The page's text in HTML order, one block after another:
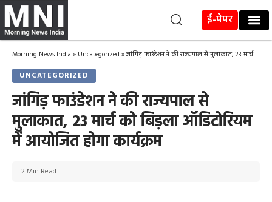
ई-पेपर
Morning News India » Uncategorized »जांगिड़ फाउंडेशन ने की राज्यपाल से मुलाकात, 23 मार्च को बिड़ला ऑडिटोरियम में आयोजित होगा कार्यक्रम
UNCATEGORIZED
जांगिड़ फाउंडेशन ने की राज्यपाल से
मुलाकात, 23 मार्च को बिड़ला ऑडिटोरियम
में आयोजित होगा कार्यक्रम
2 Min Read